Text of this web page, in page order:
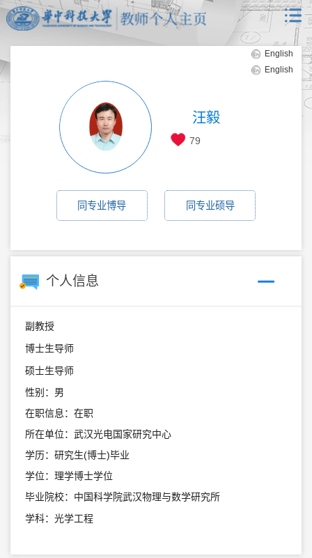
English
English
汪毅
79
同专业博导 同专业硕导
个人信息
副教授
博士生导师
硕士生导师
性别：男
在职信息：在职
所在单位：武汉光电国家研究中心
学历：研究生(博士)毕业
学位：理学博士学位
毕业院校：中国科学院武汉物理与数学研究所
学科：光学工程